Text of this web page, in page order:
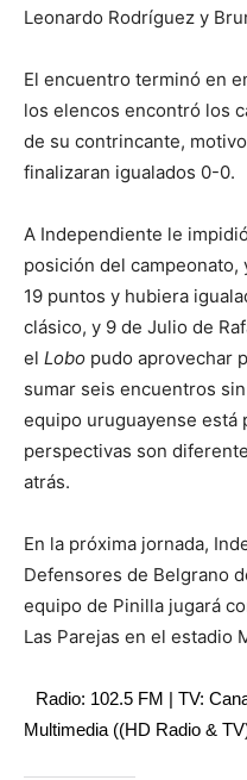
Leonardo Rodríguez y
El encuentro terminó en
los elencos encontró los
de su contrincante,
finalizaran igualados 0-0.
A Independiente le
posición del campeonato,
19 puntos y hubiera
clásico, y 9 de Julio de
el Lobo pudo aprovechar
sumar seis encuentros
equipo uruguayense está
perspectivas son
atrás.
En la próxima jornada,
Defensores de Belgrano
equipo de Pinilla jugará
Las Parejas en el estadio
Radio: 102.5 FM | TV:
Multimedia ((HD Radio &